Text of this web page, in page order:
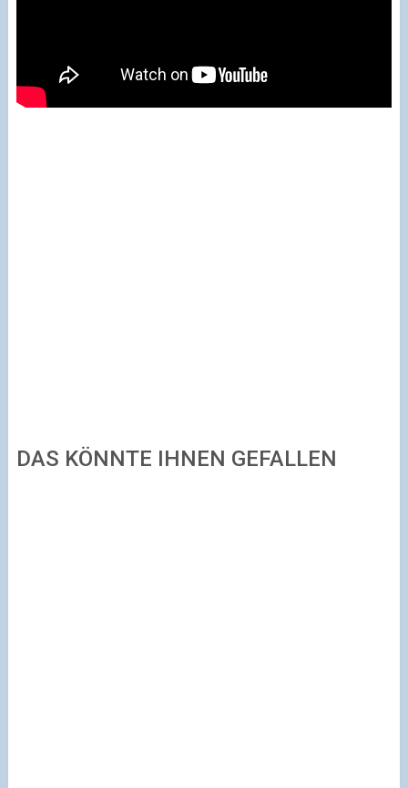
DAS KÖNNTE IHNEN GEFALLEN